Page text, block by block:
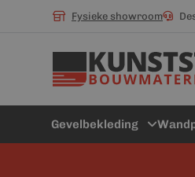
Fysieke showroom
Gevelbekleding